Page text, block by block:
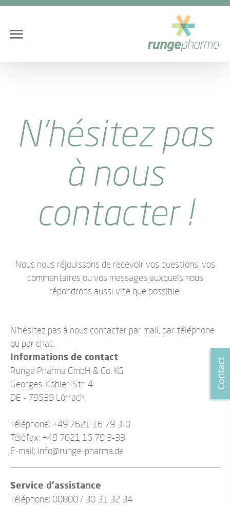
N’hésitez pas
à nous
contacter !
Nous nous réjouissons de recevoir vos questions, vos
commentaires ou vos messages auxquels nous
répondrons aussi vite que possible.
N’hésitez pas à nous contacter par mail, par téléphone
ou par chat.
Informations de contact
Runge Pharma GmbH & Co. KG
Georges-Köhler-Str. 4
DE - 79539 Lörrach
Téléphone: +49 7621 16 79 3-0
Téléfax: +49 7621 16 79 3-33
E-mail: info@runge-pharma.de
Service d'assistance
Téléphone: 00800 / 30 31 32 34
Contact